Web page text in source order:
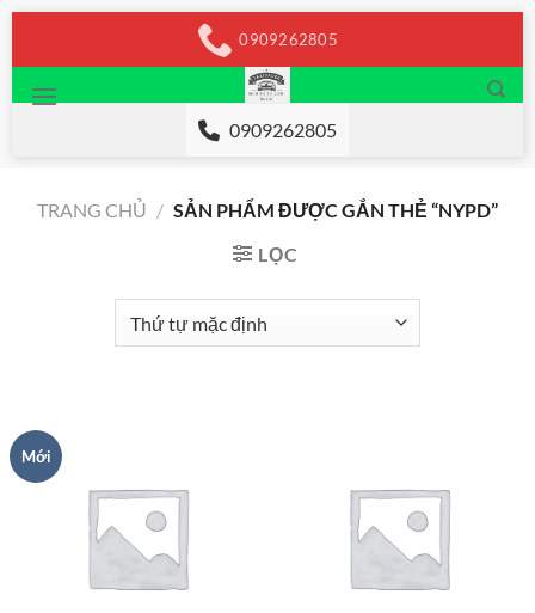
Chuyển
nội
dung
0909262805
0909262805
TRANG CHỦ / SẢN PHẨM ĐƯỢC GẮN THẺ “NYPD”
LỌC
Mới